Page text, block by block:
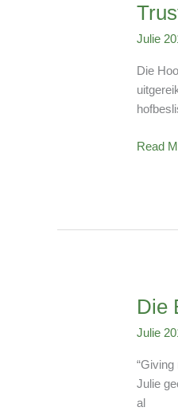
Julie
Die
Trusts:
riglyne
oor
Read
Die
Julie
Julie
al
Die
Het
Hier’s
Wat